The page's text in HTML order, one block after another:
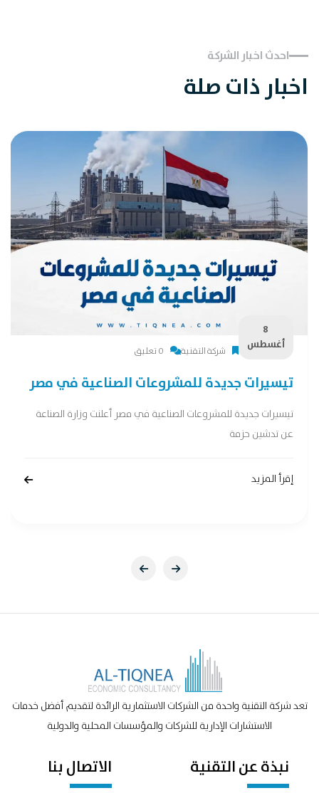
احدث اخبار الشركة
اخبار ذات صلة
8
أغسطس
شركة التقنية 0 تعليق
تيسيرات جديدة للمشروعات الصناعية في مصر
تيسيرات جديدة للمشروعات الصناعية في مصر أعلنت وزارة الصناعة
عن تدشين حزمة
إقرأ المزيد
تعد شركة التقنية واحدة من الشركات الاستثمارية الرائدة لتقديم أفضل خدمات
الاستشارات الإدارية للشركات والمؤسسات المحلية والدولية
نبذة عن التقنية الاتصال بنا